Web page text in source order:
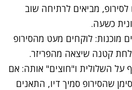
לסירופ, מביאים לרתיחה שוב
כשעה.
מוכנות: לוקחים מעט מהסירופ
קטנה שיצאה מהפריזר.
על השלולית ו"חוצים" אותה: אם
שהסירופ סמיך דיו, התאנים